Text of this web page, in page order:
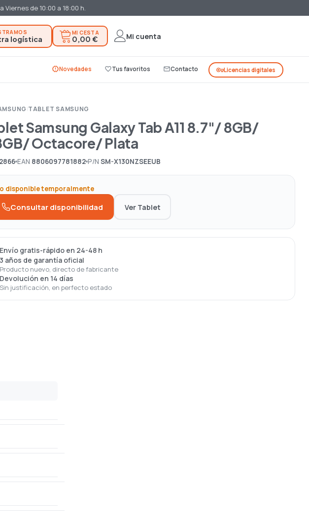
Viernes de 10:00 a 18:00 h.
MI CESTA
0,00 € Mi cuenta
new_releasesNovedades favorite_borderTus favoritos mail_outlineContacto vpn_keyLicencias digitales
|TABLET SAMSUNG
Samsung Galaxy Tab A11 8.7"/ 8GB/
Octacore/ Plata
EAN 8806097781882 P/N SM-X130NZSEEUB
disponible temporalmente
Consultar disponibilidad Ver Tablet
Envío gratis-rápido en 24-48 h
3 años de garantía oficial
Producto nuevo, directo de fabricante
Devolución en 14 días
Sin justificación, en perfecto estado